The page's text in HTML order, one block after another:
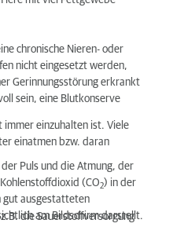
chronische Nieren- oder
nicht eingesetzt werden,
Gerinnungsstörung erkrankt
sein, eine Blutkonserve
immer einzuhalten ist. Viele
einatmen bzw. daran
Puls und die Atmung, der
(CO 2) in der
gut ausgestatteten
am Bildschirm darstellt.
die Sauerstoffversorgung